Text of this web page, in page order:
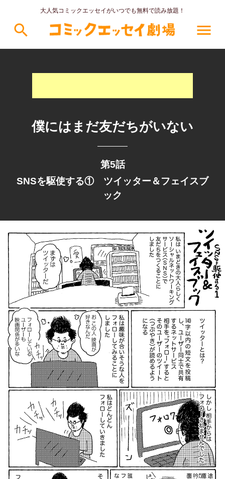
大人気コミックエッセイがいつでも無料で読み放題！
search menu
僕にはまだ友だちがいない
第5話
SNSを駆使する① ツイッター＆フェイスブ
ック